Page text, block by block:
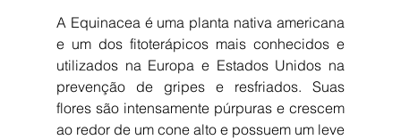
A Equinacea é uma planta nativa americana
e um dos fitoterápicos mais conhecidos e
utilizados na Europa e Estados Unidos na
prevenção de gripes e resfriados. Suas
flores são intensamente púrpuras e crescem
ao redor de um cone alto e possuem um leve